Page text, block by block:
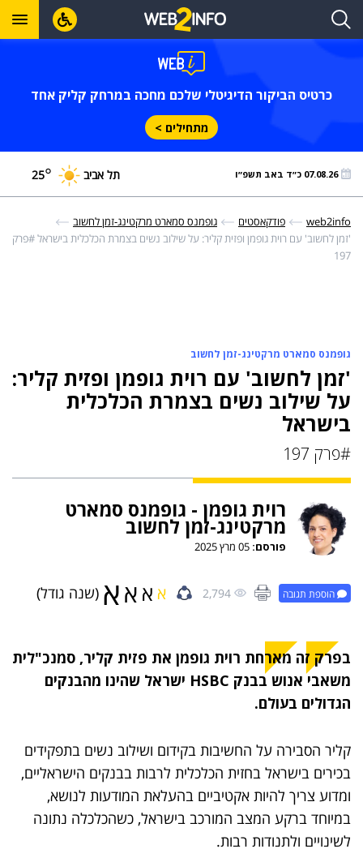
כרטיס הביקור הדיגיטלי שלכם מחכה במרחק קליק אחד
מתחילים >
07.08.26 כ״ד באב תשפ״ו תל אביב 25°
web2info פודקאסטים
גופמנס סמארט מרקטינג-זמן לחשוב
'זמן לחשוב' עם רוית גופמן ופזית קליר: על שילוב נשים בצמרת הכלכלית בישראל#פרק
197
גופמנס סמארט מרקטינג-זמן לחשוב
'זמן לחשוב' עם רוית גופמן ופזית קליר:
על שילוב נשים בצמרת הכלכלית
בישראל
#פרק 197
רוית גופמן - גופמנס סמארט
מרקטינג-זמן לחשוב
פורסם:
הוספת תגובה 2,794 א א אא (שנה גודל)
בפרק זה מארחת רוית גופמן את פזית קליר, סמנכ"לית
משאבי אנוש בבנק HSBC ישראל שהינו מהבנקים
הגדולים בעולם.
קליר הסבירה על החשיבות בקידום ושילוב נשים בתפקידים
בכירים בישראל בחזית הכלכלית לרבות בבנקים הישראליים,
ומדוע צריך להיות אקטיביים בהעלאת המודעות לנושא,
במיוחד ברקע המצב המורכב בישראל, כשהכלכלה נתונה
לשינויים ולתנודות רבות.